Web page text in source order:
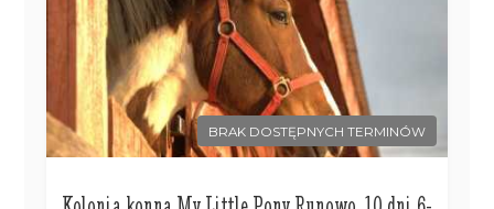
BRAK DOSTĘPNYCH TERMINÓW